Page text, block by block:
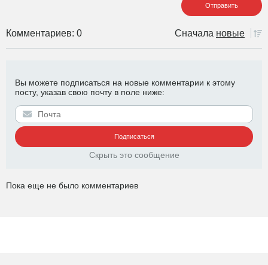
Комментариев: 0 Сначала новые
Вы можете подписаться на новые комментарии к этому
посту, указав свою почту в поле ниже:
Скрыть это сообщение
Пока еще не было комментариев